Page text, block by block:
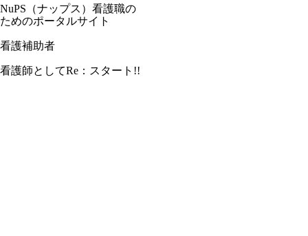
NuPS（ナップス）看護職の
ためのポータルサイト
看護補助者
看護師としてRe：スタート!!